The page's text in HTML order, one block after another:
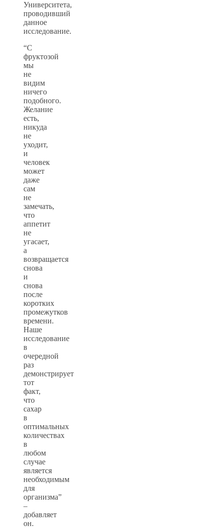
Университета,
проводивший
данное
исследование.
“С
фруктозой
мы
не
видим
ничего
подобного.
Желание
есть,
никуда
не
уходит,
и
человек
может
даже
сам
не
замечать,
что
аппетит
не
угасает,
а
возвращается
снова
и
снова
после
коротких
промежутков
времени.
Наше
исследование
в
очередной
раз
демонстрирует
тот
факт,
что
сахар
в
оптимальных
количествах
в
любом
случае
является
необходимым
для
организма”
–
добавляет
он.